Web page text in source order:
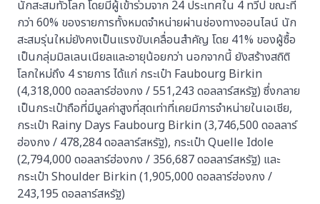
นักสะสมทั่วโลก โดยมีผู้เข้าร่วมจาก 24 ประเทศใน 4 ทวีป ขณะที่
กว่า 60% ของรายการทั้งหมดจำหน่ายผ่านช่องทางออนไลน์ นัก
สะสมรุ่นใหม่ยังคงเป็นแรงขับเคลื่อนสำคัญ โดย 41% ของผู้ซื้อ
เป็นกลุ่มมิลเลนเนียลและอายุน้อยกว่า​ นอกจากนี้ ยังสร้างสถิติ
โลกใหม่ถึง 4 รายการ ได้แก่ กระเป๋า Faubourg Birkin
(4,318,000 ดอลลาร์ฮ่องกง / 551,243 ดอลลาร์สหรัฐ) ซึ่งกลาย
เป็นกระเป๋าถือที่มีมูลค่าสูงที่สุดเท่าที่เคยมีการจำหน่ายในเอเชีย,
กระเป๋า Rainy Days Faubourg Birkin (3,746,500 ดอลลาร์
ฮ่องกง / 478,284 ดอลลาร์สหรัฐ), กระเป๋า Quelle Idole
(2,794,000 ดอลลาร์ฮ่องกง / 356,687 ดอลลาร์สหรัฐ) และ
กระเป๋า Shoulder Birkin (1,905,000 ดอลลาร์ฮ่องกง /
243,195 ดอลลาร์สหรัฐ)